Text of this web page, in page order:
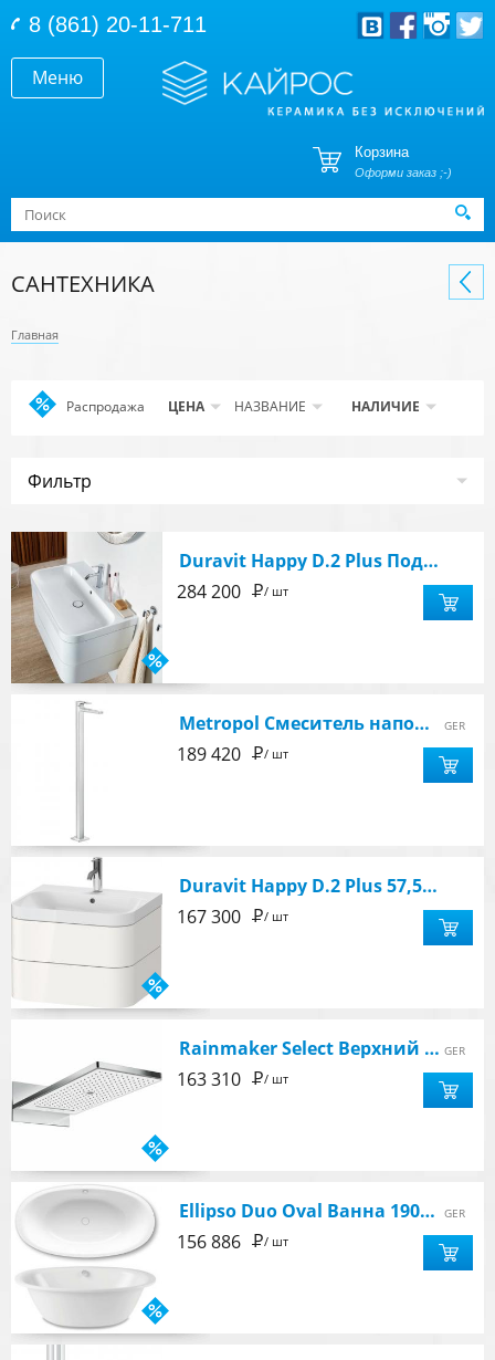
Меню
8 (861) 20-11-711
Корзина
Оформи заказ ;-)
Форма поиска
Поиск
САНТЕХНИКА
Главная
Распродажа ApplyЦЕНА НАЗВАНИЕ НАЛИЧИЕ
Фильтр
Duravit Happy D.2 Plus Подвесная тумба с раковиной 77,5x48.5 h46,8 см
284 200 Р/ шт
Metropol Смеситель напольный, 115 см, рукоятка Loop, без сливного гарнитура и скрытой части, хром GER
189 420 Р/ шт
Duravit Happy D.2 Plus 57,5см Подвесная тумба 2ящ. с раковиной, белый глянец
167 300 Р/ шт
Rainmaker Select Верхний душ 25,8 х 58,6 см, 3 вида струи, цвет хром/белый GER
163 310 Р/ шт
Ellipso Duo Oval Ванна 190х100х45см,мод .232-7, сталь 3,5мм, цвет белый, с самоочищающимся покрытием GER
156 886 Р/ шт